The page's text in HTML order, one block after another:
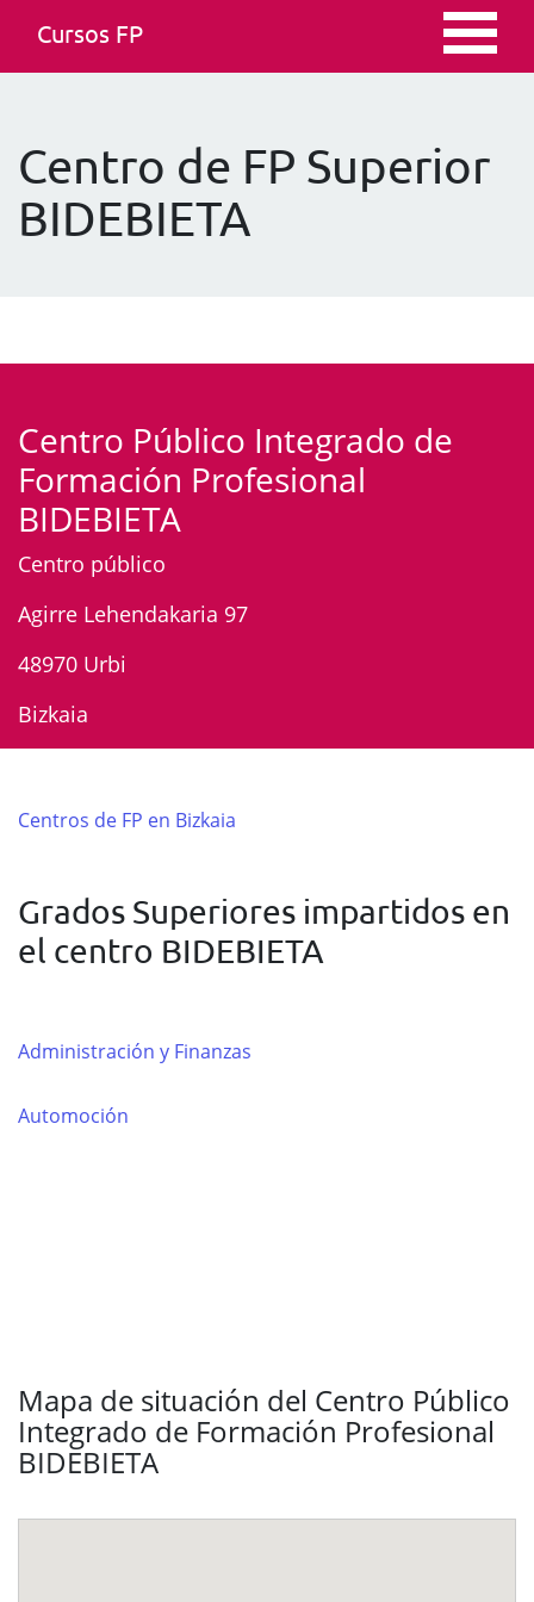
Cursos FP
Centro de FP Superior
BIDEBIETA
Centro Público Integrado de
Formación Profesional
BIDEBIETA
Centro público
Agirre Lehendakaria 97
48970 Urbi
Bizkaia
Centros de FP en Bizkaia
Grados Superiores impartidos en
el centro BIDEBIETA
Administración y Finanzas
Automoción
Mapa de situación del Centro Público
Integrado de Formación Profesional
BIDEBIETA